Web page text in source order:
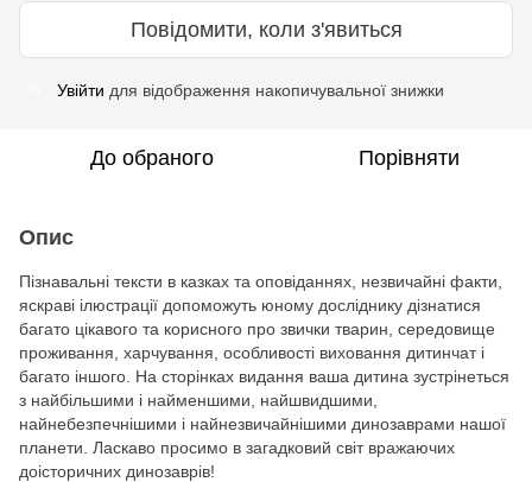
Повідомити, коли з'явиться
Увійти для відображення накопичувальної знижки
До обраного Порівняти
Опис
Пізнавальні тексти в казках та оповіданнях, незвичайні факти,
яскраві ілюстрації допоможуть юному досліднику дізнатися
багато цікавого та корисного про звички тварин, середовище
проживання, харчування, особливості виховання дитинчат і
багато іншого. На сторінках видання ваша дитина зустрінеться
з найбільшими і найменшими, найшвидшими,
найнебезпечнішими і найнезвичайнішими динозаврами нашої
планети. Ласкаво просимо в загадковий світ вражаючих
доісторичних динозаврів!